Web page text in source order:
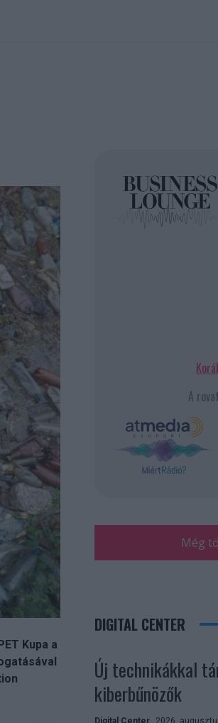
Kupa a
A
Még
DIGITAL CENTER
Új technikákkal
kiberbűnözők
Digital Center 2026.